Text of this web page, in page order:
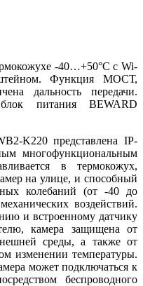
-40…+50°С с Wi-
Функция МОСТ,
дальность передачи.
питания BEWARD
K220 представлена IP-
многофункциональным
в термокожух,
на улице, и способный
колебаний (от -40 до
воздействий.
и встроенному датчику
камера защищена от
среды, а также от
изменении температуры.
может подключаться к
беспроводного